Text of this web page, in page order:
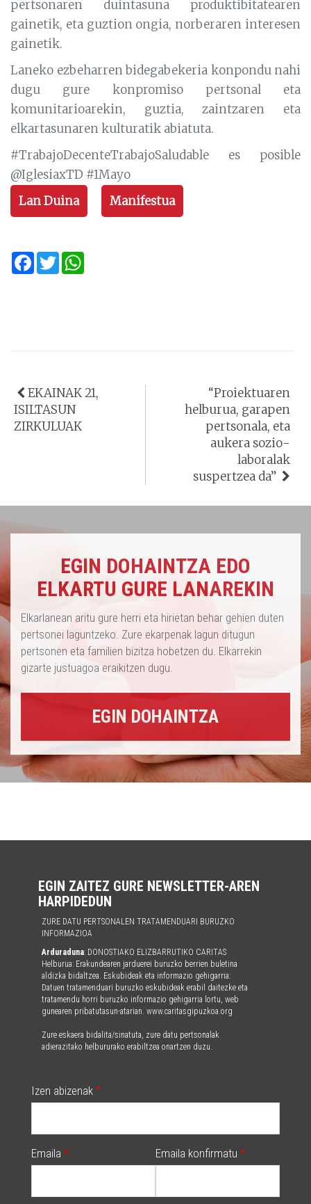
pertsonaren duintasuna produktibitatearen
gainetik, eta guztion ongia, norberaren interesen
gainetik.
Laneko ezbeharren bidegabekeria konpondu nahi
dugu gure konpromiso pertsonal eta
komunitarioarekin, guztia, zaintzaren eta
elkartasunaren kulturatik abiatuta.
#TrabajoDecenteTrabajoSaludable es posible
@IglesiaxTD #1Mayo
Lan Duina
Manifestua
Facebook
Twitter
EKAINAK 21,
ISILTASUN
ZIRKULUAK
“Proiektuaren
helburua, garapen
pertsonala, eta
aukera sozio-
laboralak
suspertzea da”
EGIN DOHAINTZA EDO
ELKARTU GURE LANAREKIN
Elkarlanean aritu gure herri eta hirietan behar gehien duten
pertsonei laguntzeko. Zure ekarpenak lagun ditugun
pertsonen eta familien bizitza hobetzen du. Elkarrekin
gizarte justuagoa eraikitzen dugu.
EGIN DOHAINTZA
EGIN ZAITEZ GURE NEWSLETTER-AREN
HARPIDEDUN
ZURE DATU PERTSONALEN TRATAMENDUARI BURUZKO
INFORMAZIOA
Arduraduna: DONOSTIAKO ELIZBARRUTIKO CARITAS
Helburua: Erakundearen jarduerei buruzko berrien buletina
aldizka bidaltzea. Eskubideak eta informazio gehigarria:
Datuen tratamenduari buruzko eskubideak erabil daitezke eta
tratamendu horri buruzko informazio gehigarria lortu, web
gunearen pribatutasun-atarian. www.caritasgipuzkoa.org
Zure eskaera bidalita/sinatuta, zure datu pertsonalak
adierazitako helbururako erabiltzea onartzen duzu.
Izen abizenak
Emaila Emaila konfirmatu